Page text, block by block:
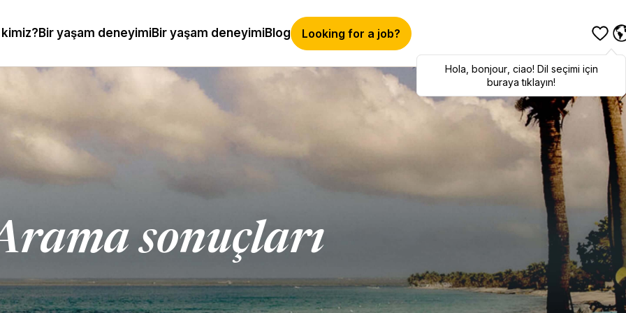
Bir yaşam deneyimiBir yaşam deneyimiBlog Looking for a job?
Hola,bonjour,ciao! To switch
languages, click here!
Hola bonjour, ciao! Dil seçimi için
buraya tıklayın!
sonuçları